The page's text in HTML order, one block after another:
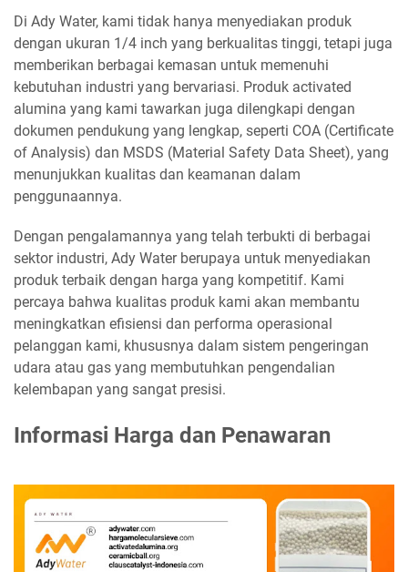
Di Ady Water, kami tidak hanya menyediakan produk
dengan ukuran 1/4 inch yang berkualitas tinggi, tetapi juga
memberikan berbagai kemasan untuk memenuhi
kebutuhan industri yang bervariasi. Produk activated
alumina yang kami tawarkan juga dilengkapi dengan
dokumen pendukung yang lengkap, seperti COA (Certificate
of Analysis) dan MSDS (Material Safety Data Sheet), yang
menunjukkan kualitas dan keamanan dalam
penggunaannya.
Dengan pengalamannya yang telah terbukti di berbagai
sektor industri, Ady Water berupaya untuk menyediakan
produk terbaik dengan harga yang kompetitif. Kami
percaya bahwa kualitas produk kami akan membantu
meningkatkan efisiensi dan performa operasional
pelanggan kami, khususnya dalam sistem pengeringan
udara atau gas yang membutuhkan pengendalian
kelembapan yang sangat presisi.
Informasi Harga dan Penawaran